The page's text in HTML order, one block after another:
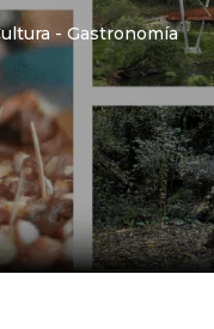
- Gastronomía